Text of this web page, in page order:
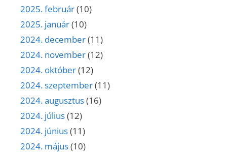
2025. február(10)
2025. január(10)
2024. december(11)
2024. november(12)
2024. október(12)
2024. szeptember(11)
2024. augusztus(16)
2024. július(12)
2024. június(11)
2024. május(10)